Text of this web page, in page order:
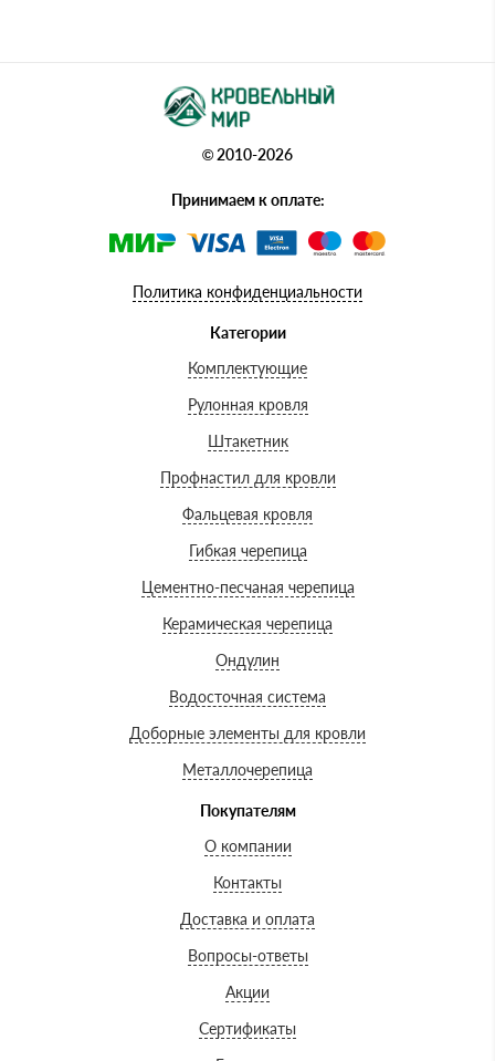
© 2010-2026
Принимаем к оплате:
Политика конфиденциальности
Категории
Комплектующие
Рулонная кровля
Штакетник
Профнастил для кровли
Фальцевая кровля
Гибкая черепица
Цементно-песчаная черепица
Керамическая черепица
Ондулин
Водосточная система
Доборные элементы для кровли
Металлочерепица
Покупателям
О компании
Контакты
Доставка и оплата
Вопросы-ответы
Акции
Сертификаты